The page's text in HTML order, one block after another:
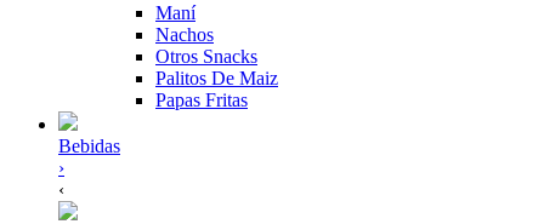
Maní
Nachos
Otros Snacks
Palitos De Maiz
Papas Fritas
Bebidas
›
‹